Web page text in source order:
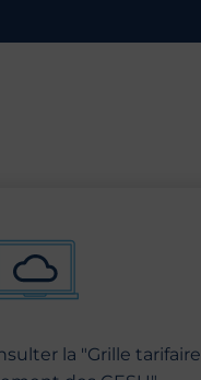
la "Grille tarifaire